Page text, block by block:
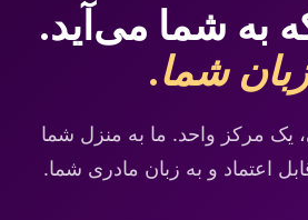
به شما می‌آید.
شما.
یک مرکز واحد. ما به منزل شما
اعتماد و به زبان مادری شما.